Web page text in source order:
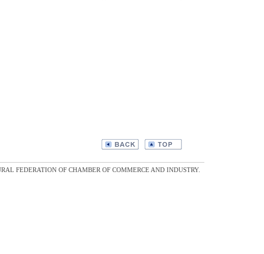
FEDERATION OF CHAMBER OF COMMERCE AND INDUSTRY.